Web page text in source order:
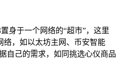
身于一个网络的“超市”，这里
络，如以太坊主网、币安智能
自己的需求，如同挑选心仪商品